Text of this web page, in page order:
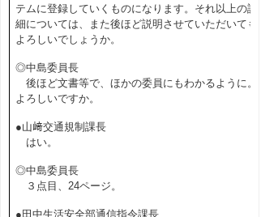
テムに登録していくものになります。それ以上の詳
細については、また後ほど説明させていただいても
よろしいでしょうか。
◎中島委員長
後ほど文書等で、ほかの委員にもわかるように。
よろしいですか。
●山﨑交通規制課長
はい。
◎中島委員長
３点目、24ページ。
●田中生活安全部通信指令課長